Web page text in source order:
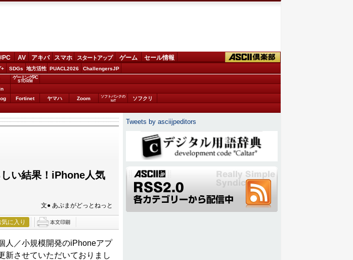
PC AV アキバ スマホ スタートアップ ゲーム セール情報
+ SDGs 地方活性 PUACL2026 ChallengersJP
ゲーミングPC
STORM
Fortinet ヤマハ Zoom
ソフトバンクの
IoT
ソフクリ
い結果！iPhone人気
文● あぷまがどっとねっと
気に入り
人／小規模開発のiPhoneアプ
新させていただいておりまし
Tweets by asciijpeditors